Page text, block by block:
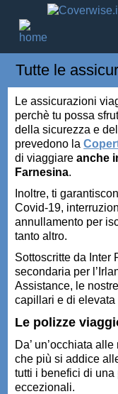
Tutte le
Le assicurazioni
perchè tu possa
della sicurezza e
prevedono la
di viaggiareanche
Farnesina.
Inoltre, ti
Covid-19,
annullamento per
tanto altro.
Sottoscritte da Inter
secondaria per
Assistance, le
capillari e di elevata
Le polizze
Da’ un’occhiata
che più si addice
tutti i benefici di
eccezionali.